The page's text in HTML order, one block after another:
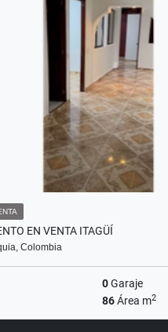
EN VENTA ITAGÜÍ
Colombia
0Garaje
86Área m2